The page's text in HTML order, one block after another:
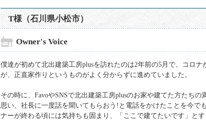
T様（石川県小松市）
Owner's Voice
僕達が初めて北出建築工房plusを訪れたのは2年前の5月で、コロ
が、正直家作りというものがよく分からずに進めていました。
その時に、FavoやSNSで北出建築工房plusのお家や建てた方たち
思い、社長に一度話を聞いてもらおう!と電話をかけたことを今で
ナーが終わる頃には気持ちも固まり、「ここで建てたいです」とす